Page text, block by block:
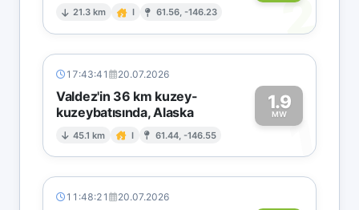
21.3 km I 61.56, -146.23 2
17:43:41 20.07.2026
Valdez'in 36 km kuzey-
kuzeybatısında, Alaska
45.1 km I 61.44, -146.55
1.9
MW1
11:48:21 20.07.2026